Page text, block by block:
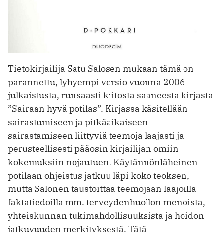
Tietokirjailija Satu Salosen mukaan tämä on
parannettu, ly­hyempi versio vuonna 2006
julkaistusta, runsaasti kiitosta saaneesta kirjasta
”Sairaan hyvä potilas”. Kirjassa käsitellään
sairastumiseen ja pitkäaikaiseen
sairastamiseen liittyviä teemoja laajasti ja
perusteellisesti pääosin kirjailijan omiin
kokemuksiin nojautuen. Käytännönläheinen
potilaan ohjeistus jatkuu läpi koko teoksen,
mutta Salonen taustoittaa teemojaan laajoilla
faktatiedoilla mm. terveydenhuollon menoista,
yhteiskunnan tukimahdollisuuksista ja hoidon
jatkuvuuden merkityksestä. Tätä